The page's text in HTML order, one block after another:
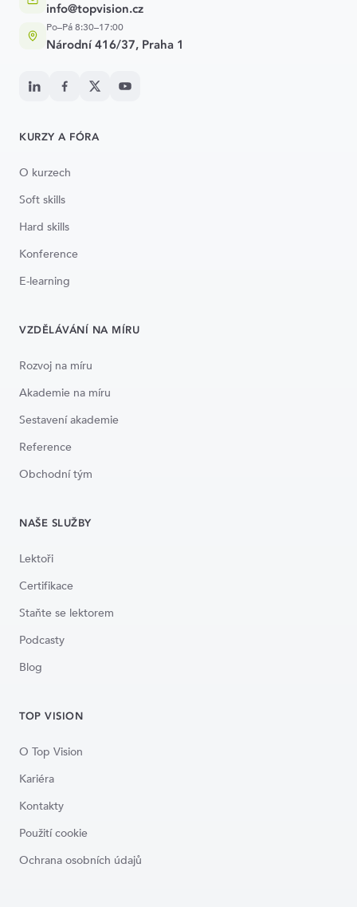
info@topvision.cz
Po–Pá 8:30–17:00
Národní 416/37, Praha 1
KURZY A FÓRA
O kurzech
Soft skills
Hard skills
Konference
E-learning
VZDĚLÁVÁNÍ NA MÍRU
Rozvoj na míru
Akademie na míru
Sestavení akademie
Reference
Obchodní tým
NAŠE SLUŽBY
Lektoři
Certifikace
Staňte se lektorem
Podcasty
Blog
TOP VISION
O Top Vision
Kariéra
Kontakty
Použití cookie
Ochrana osobních údajů